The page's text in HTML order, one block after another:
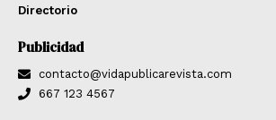
Directorio
Publicidad
contacto@vidapublicarevista.com
667 123 4567